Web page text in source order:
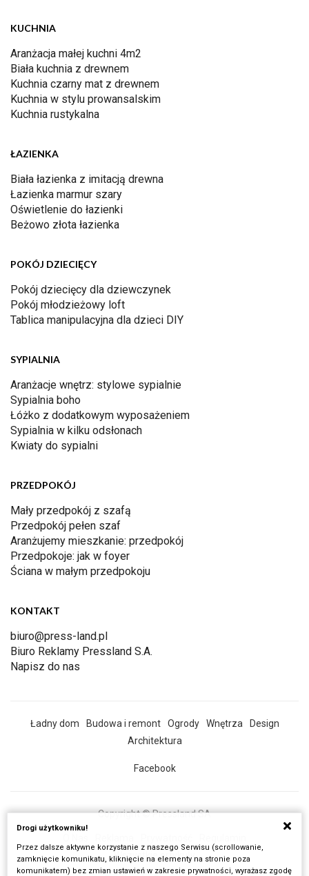
KUCHNIA
Aranżacja małej kuchni 4m2
Biała kuchnia z drewnem
Kuchnia czarny mat z drewnem
Kuchnia w stylu prowansalskim
Kuchnia rustykalna
ŁAZIENKA
Biała łazienka z imitacją drewna
Łazienka marmur szary
Oświetlenie do łazienki
Beżowo złota łazienka
POKÓJ DZIECIĘCY
Pokój dziecięcy dla dziewczynek
Pokój młodzieżowy loft
Tablica manipulacyjna dla dzieci DIY
SYPIALNIA
Aranżacje wnętrz: stylowe sypialnie
Sypialnia boho
Łóżko z dodatkowym wyposażeniem
Sypialnia w kilku odsłonach
Kwiaty do sypialni
PRZEDPOKÓJ
Mały przedpokój z szafą
Przedpokój pełen szaf
Aranżujemy mieszkanie: przedpokój
Przedpokoje: jak w foyer
Ściana w małym przedpokoju
KONTAKT
biuro@press-land.pl
Biuro Reklamy Pressland S.A.
Napisz do nas
Ładny dom Budowa i remont Ogrody Wnętrza
Design
Architektura
Facebook
Copyright © Pressland SA
Wszystkie artykuły
Drogi użytkowniku!
Przez dalsze aktywne korzystanie z naszego Serwisu (scrollowanie,
zamknięcie komunikatu, kliknięcie na elementy na stronie poza
komunikatem) bez zmian ustawień w zakresie prywatności, wyrażasz zgodę